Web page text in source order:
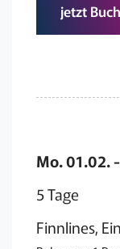
jetzt
Mo. 01.02.
5 Tage
Finnlines,